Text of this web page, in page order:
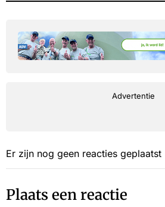
Advertentie
Er zijn nog geen reacties geplaatst
Plaats een reactie